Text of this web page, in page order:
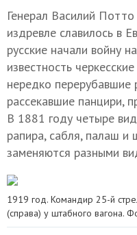
Генерал Василий
издревле славилось в
русские начали войну
известность
нередко
рассекавшие панцири,
В 1881 году четыре
рапира, сабля, палаш и
заменяются разными
1919 год. Командир 25-й
(справа) у штабного вагона.